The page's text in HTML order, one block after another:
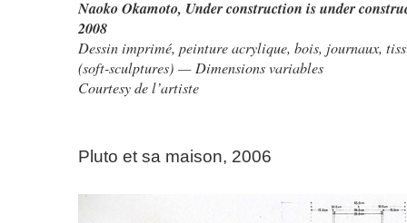
Naoko Okamoto, Under construction is under
2008
Dessin imprimé, peinture acrylique, bois, journaux,
(soft-sculptures) — Dimensions variables
Courtesy de l’artiste
Pluto et sa maison, 2006